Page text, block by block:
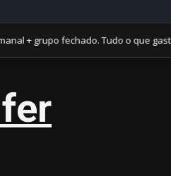
grupo fechado. Tudo o que